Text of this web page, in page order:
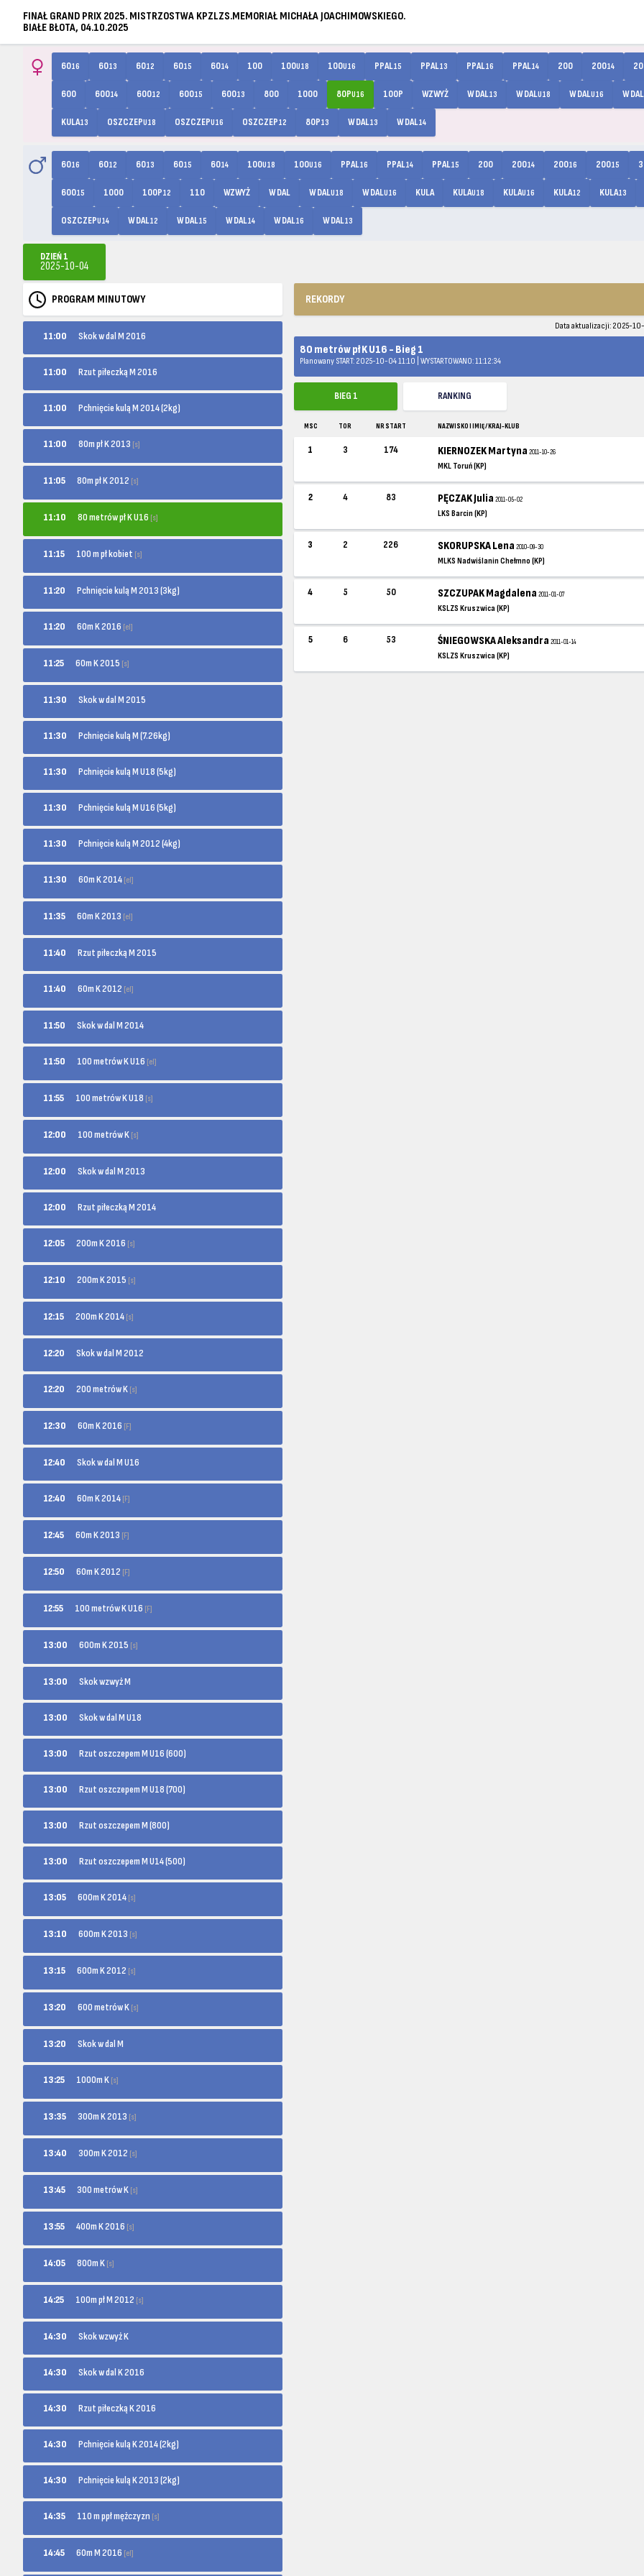
FINAŁ GRAND PRIX 2025. MISTRZOSTWA KPZLZS.MEMORIAŁ MICHAŁA JOACHIMOWSKIEGO.
BIAŁE BŁOTA, 04.10.2025
6016 6013 6012 6015 6014 100 100U18 100U16 PPAL15 PPAL13 PPAL16 PPAL14 200 20014
600 60014 60012 60015 60013 800 1000 80PU16 100P WZWYŻ W DAL13 W DALU18 W DALU16 W DAL
KULA13 OSZCZEPU18 OSZCZEPU16 OSZCZEP12 80P13 W DAL13 W DAL14
6016 6012 6013 6015 6014 100U18 100U16 PPAL16 PPAL14 PPAL15 200 20014 20016 20015
60015 1000 100P12 110 WZWYŻ W DAL W DALU18 W DALU16 KULA KULAU18 KULAU16 KULA12 KULA13
OSZCZEPU14 W DAL12 W DAL15 W DAL14 W DAL16 W DAL13
DZIEŃ 1
2025-10-04
PROGRAM MINUTOWY
11:00 Skok w dal M 2016
11:00 Rzut piłeczką M 2016
11:00 Pchnięcie kulą M 2014 (2kg)
11:00 80m pł K 2013 [s]
11:05 80m pł K 2012 [s]
11:10 80 metrów pł K U16 [s]
11:15 100 m pł kobiet [s]
11:20 Pchnięcie kulą M 2013 (3kg)
11:20 60m K 2016 [el]
11:25 60m K 2015 [s]
11:30 Skok w dal M 2015
11:30 Pchnięcie kulą M (7.26kg)
11:30 Pchnięcie kulą M U18 (5kg)
11:30 Pchnięcie kulą M U16 (5kg)
11:30 Pchnięcie kulą M 2012 (4kg)
11:30 60m K 2014 [el]
11:35 60m K 2013 [el]
11:40 Rzut piłeczką M 2015
11:40 60m K 2012 [el]
11:50 Skok w dal M 2014
11:50 100 metrów K U16 [el]
11:55 100 metrów K U18 [s]
12:00 100 metrów K [s]
12:00 Skok w dal M 2013
12:00 Rzut piłeczką M 2014
12:05 200m K 2016 [s]
12:10 200m K 2015 [s]
12:15 200m K 2014 [s]
12:20 Skok w dal M 2012
12:20 200 metrów K [s]
12:30 60m K 2016 [F]
12:40 Skok w dal M U16
12:40 60m K 2014 [F]
12:45 60m K 2013 [F]
12:50 60m K 2012 [F]
12:55 100 metrów K U16 [F]
13:00 600m K 2015 [s]
13:00 Skok wzwyż M
13:00 Skok w dal M U18
13:00 Rzut oszczepem M U16 (600)
13:00 Rzut oszczepem M U18 (700)
13:00 Rzut oszczepem M (800)
13:00 Rzut oszczepem M U14 (500)
13:05 600m K 2014 [s]
13:10 600m K 2013 [s]
13:15 600m K 2012 [s]
13:20 600 metrów K [s]
13:20 Skok w dal M
13:25 1000m K [s]
13:35 300m K 2013 [s]
13:40 300m K 2012 [s]
13:45 300 metrów K [s]
13:55 400m K 2016 [s]
14:05 800m K [s]
14:25 100m pł M 2012 [s]
14:30 Skok wzwyż K
14:30 Skok w dal K 2016
14:30 Rzut piłeczką K 2016
14:30 Pchnięcie kulą K 2014 (2kg)
14:30 Pchnięcie kulą K 2013 (2kg)
14:35 110 m ppł mężczyzn [s]
14:45 60m M 2016 [el]
REKORDY
Data aktualizacji: 2025-
80 metrów pł K U16 - Bieg 1
Planowany START: 2025-10-04 11:10 | WYSTARTOWANO: 11:12:34
BIEG 1 RANKING
MSC TOR NR START NAZWISKO I IMIĘ / KRAJ-KLUB
1 3 174 KIERNOZEK Martyna2011-10-26
MKL Toruń (KP)
2 4 83 PĘCZAK Julia2011-05-02
LKS Barcin (KP)
3 2 226 SKORUPSKA Lena2010-09-30
MLKS Nadwiślanin Chełmno (KP)
4 5 50 SZCZUPAK Magdalena2011-01-07
KSLZS Kruszwica (KP)
5 6 53 ŚNIEGOWSKA Aleksandra2011-01-14
KSLZS Kruszwica (KP)